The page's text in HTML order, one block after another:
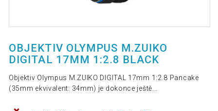
OBJEKTIV OLYMPUS M.ZUIKO
DIGITAL 17MM 1:2.8 BLACK
Objektiv Olympus M.ZUIKO DIGITAL 17mm 1:2.8 Pancake
(35mm ekvivalent: 34mm) je dokonce ještě...